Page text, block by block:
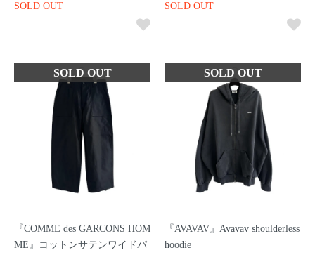
SOLD OUT SOLD OUT
『COMME des GARCONS HOM
ME』コットンサテンワイドパ
『AVAVAV』Avavav shoulderless
hoodie